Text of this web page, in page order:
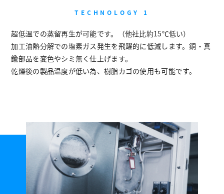
TECHNOLOGY 1
超低温での蒸留再生が可能です。（他社比約15℃低い）
加工油熱分解での塩素ガス発生を飛躍的に低減します。銅・真
鍮部品を変色やシミ無く仕上げます。
乾燥後の製品温度が低い為、樹脂カゴの使用も可能です。